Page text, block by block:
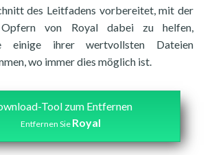
des Leitfadens vorbereitet, mit der
von Royal dabei zu helfen,
einige ihrer wertvollsten Dateien
wo immer dies möglich ist.
Tool zum Entfernen
Entfernen Sie Royal